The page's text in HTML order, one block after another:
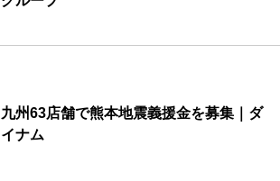
九州63店舗で熊本地震義援金を募集｜ダ
イナム